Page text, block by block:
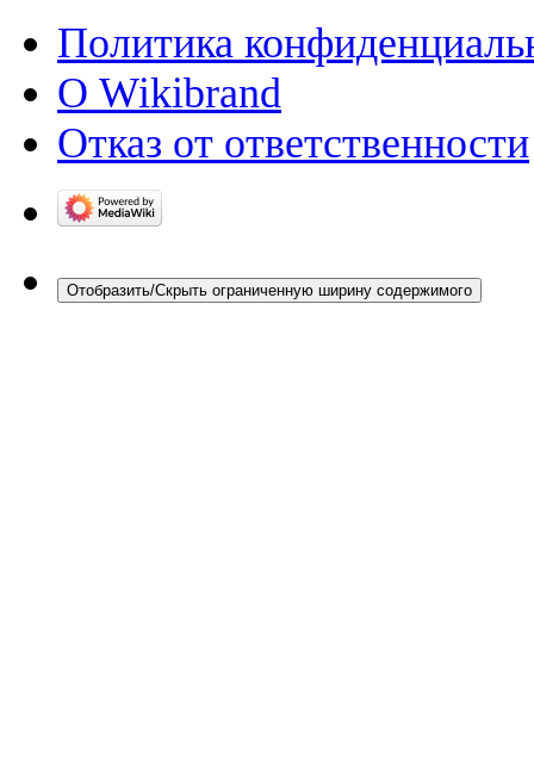
Политика
О Wikibrand
Отказ от ответственности
Отобразить/Скрыть ограниченную ширину содержимого